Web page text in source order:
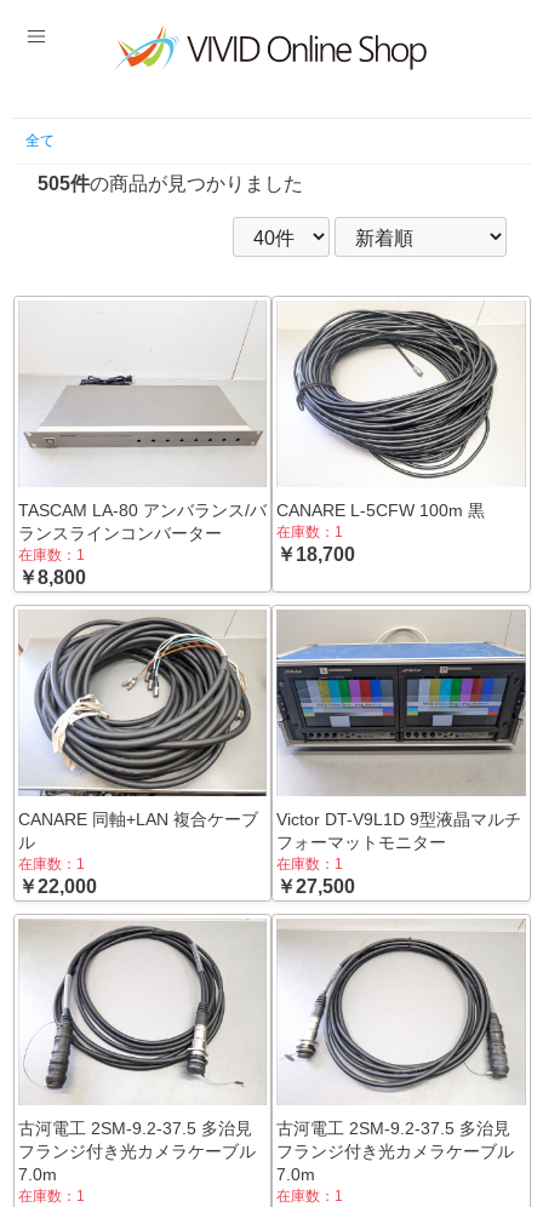
全て
505件の商品が見つかりました
TASCAM LA-80 アンバランス/バ
ランスラインコンバーター
在庫数：1
￥8,800
CANARE L-5CFW 100m 黒
在庫数：1
￥18,700
CANARE 同軸+LAN 複合ケーブ
ル
在庫数：1
￥22,000
Victor DT-V9L1D 9型液晶マルチ
フォーマットモニター
在庫数：1
￥27,500
古河電工 2SM-9.2-37.5 多治見
フランジ付き光カメラケーブル
7.0m
在庫数：1
古河電工 2SM-9.2-37.5 多治見
フランジ付き光カメラケーブル
7.0m
在庫数：1